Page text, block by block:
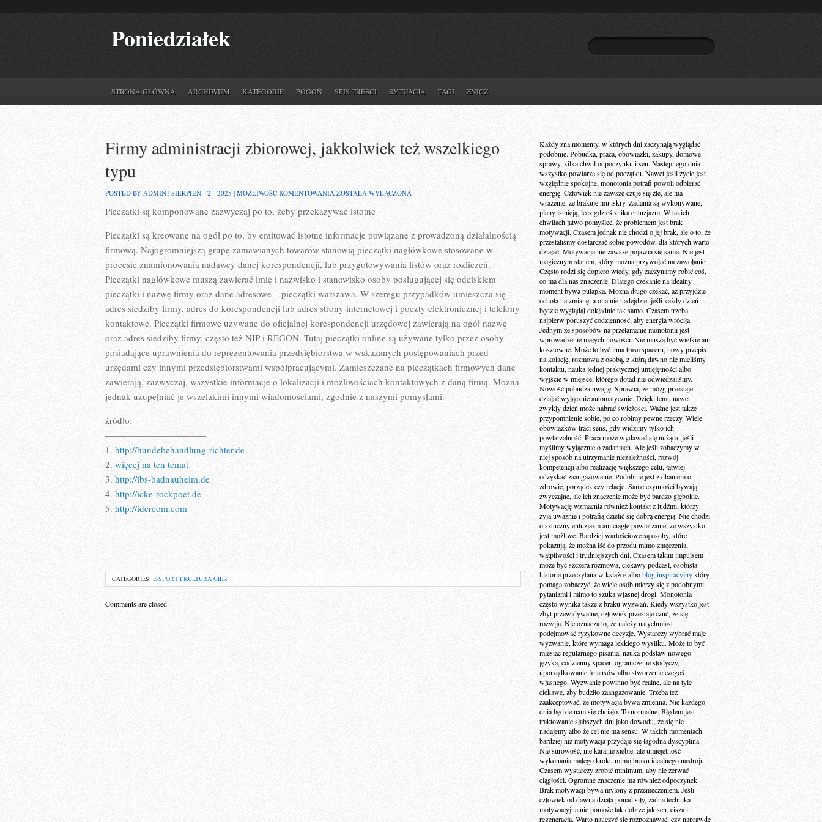
Poniedziałek
STRONA GŁÓWNA ARCHIWUM KATEGORIE POGOŃ SPIS TREŚCI SYTUACJA TAGI ZNICZ
Firmy administracji zbiorowej, jakkolwiek też wszelkiego
typu
POSTED BY ADMIN | SIERPIEŃ - 2 - 2025 | MOŻLIWOŚĆ KOMENTOWANIA FIRMY
ZBIOROWEJ,
WSZELKIEGO
TYPU
ZOSTAŁA WYŁĄCZONA
Pieczątki są komponowane zazwyczaj po to, żeby przekazywać istotne
Pieczątki są kreowane na ogół po to, by emitować istotne informacje powiązane z prowadzoną działalnością
firmową. Najogromniejszą grupę zamawianych towarów stanowią pieczątki nagłówkowe stosowane w
procesie znamionowania nadawcy danej korespondencji, lub przygotowywania listów oraz rozliczeń.
Pieczątki nagłówkowe muszą zawierać imię i nazwisko i stanowisko osoby posługującej się odciskiem
pieczątki i nazwę firmy oraz dane adresowe – pieczątki warszawa. W szeregu przypadków umieszcza się
adres siedziby firmy, adres do korespondencji lub adres strony internetowej i poczty elektronicznej i telefony
kontaktowe. Pieczątki firmowe używane do oficjalnej korespondencji urzędowej zawierają na ogół nazwę
oraz adres siedziby firmy, często też NIP i REGON. Tutaj pieczątki online są używane tylko przez osoby
posiadające uprawnienia do reprezentowania przedsiębiorstwa w wskazanych postępowaniach przed
urzędami czy innymi przedsiębiorstwami współpracującymi. Zamieszczane na pieczątkach firmowych dane
zawierają, zazwyczaj, wszystkie informacje o lokalizacji i możliwościach kontaktowych z daną firmą. Można
jednak uzupełniać je wszelakimi innymi wiadomościami, zgodnie z naszymi pomysłami.
źródło:
———————————
1. http://hundebehandlung-richter.de
2. więcej na ten temat
3. http://ibs-badnauheim.de
4. http://icke-rockpoet.de
5. http://idercom.com
CATEGORIES: E-SPORT I KULTURA GIER
Comments are closed.
Każdy zna momenty, w których dni zaczynają wyglądać
podobnie. Pobudka, praca, obowiązki, zakupy, domowe
sprawy, kilka chwil odpoczynku i sen. Następnego dnia
wszystko powtarza się od początku. Nawet jeśli życie jest
względnie spokojne, monotonia potrafi powoli odbierać
energię. Człowiek nie zawsze czuje się źle, ale ma
wrażenie, że brakuje mu iskry. Zadania są wykonywane,
plany istnieją, lecz gdzieś znika entuzjazm. W takich
chwilach łatwo pomyśleć, że problemem jest brak
motywacji. Czasem jednak nie chodzi o jej brak, ale o to, że
przestaliśmy dostarczać sobie powodów, dla których warto
działać. Motywacja nie zawsze pojawia się sama. Nie jest
magicznym stanem, który można przywołać na zawołanie.
Często rodzi się dopiero wtedy, gdy zaczynamy robić coś,
co ma dla nas znaczenie. Dlatego czekanie na idealny
moment bywa pułapką. Można długo czekać, aż przyjdzie
ochota na zmianę, a ona nie nadejdzie, jeśli każdy dzień
będzie wyglądał dokładnie tak samo. Czasem trzeba
najpierw poruszyć codzienność, aby energia wróciła.
Jednym ze sposobów na przełamanie monotonii jest
wprowadzenie małych nowości. Nie muszą być wielkie ani
kosztowne. Może to być inna trasa spaceru, nowy przepis
na kolację, rozmowa z osobą, z którą dawno nie mieliśmy
kontaktu, nauka jednej praktycznej umiejętności albo
wyjście w miejsce, którego dotąd nie odwiedzaliśmy.
Nowość pobudza uwagę. Sprawia, że mózg przestaje
działać wyłącznie automatycznie. Dzięki temu nawet
zwykły dzień może nabrać świeżości. Ważne jest także
przypomnienie sobie, po co robimy pewne rzeczy. Wiele
obowiązków traci sens, gdy widzimy tylko ich
powtarzalność. Praca może wydawać się nużąca, jeśli
myślimy wyłącznie o zadaniach. Ale jeśli zobaczymy w
niej sposób na utrzymanie niezależności, rozwój
kompetencji albo realizację większego celu, łatwiej
odzyskać zaangażowanie. Podobnie jest z dbaniem o
zdrowie, porządek czy relacje. Same czynności bywają
zwyczajne, ale ich znaczenie może być bardzo głębokie.
Motywację wzmacnia również kontakt z ludźmi, którzy
żyją uważnie i potrafią dzielić się dobrą energią. Nie chodzi
o sztuczny entuzjazm ani ciągłe powtarzanie, że wszystko
jest możliwe. Bardziej wartościowe są osoby, które
pokazują, że można iść do przodu mimo zmęczenia,
wątpliwości i trudniejszych dni. Czasem takim impulsem
może być szczera rozmowa, ciekawy podcast, osobista
historia przeczytana w książce alboblog inspiracyjnyktóry
pomaga zobaczyć, że wiele osób mierzy się z podobnymi
pytaniami i mimo to szuka własnej drogi. Monotonia
często wynika także z braku wyzwań. Kiedy wszystko jest
zbyt przewidywalne, człowiek przestaje czuć, że się
rozwija. Nie oznacza to, że należy natychmiast
podejmować ryzykowne decyzje. Wystarczy wybrać małe
wyzwanie, które wymaga lekkiego wysiłku. Może to być
miesiąc regularnego pisania, nauka podstaw nowego
języka, codzienny spacer, ograniczenie słodyczy,
uporządkowanie finansów albo stworzenie czegoś
własnego. Wyzwanie powinno być realne, ale na tyle
ciekawe, aby budziło zaangażowanie. Trzeba też
zaakceptować, że motywacja bywa zmienna. Nie każdego
dnia będzie nam się chciało. To normalne. Błędem jest
traktowanie słabszych dni jako dowodu, że się nie
nadajemy albo że cel nie ma sensu. W takich momentach
bardziej niż motywacja przydaje się łagodna dyscyplina.
Nie surowość, nie karanie siebie, ale umiejętność
wykonania małego kroku mimo braku idealnego nastroju.
Czasem wystarczy zrobić minimum, aby nie zerwać
ciągłości. Ogromne znaczenie ma również odpoczynek.
Brak motywacji bywa mylony z przemęczeniem. Jeśli
człowiek od dawna działa ponad siły, żadna technika
motywacyjna nie pomoże tak dobrze jak sen, cisza i
regeneracja. Warto nauczyć się rozpoznawać, czy naprawdę